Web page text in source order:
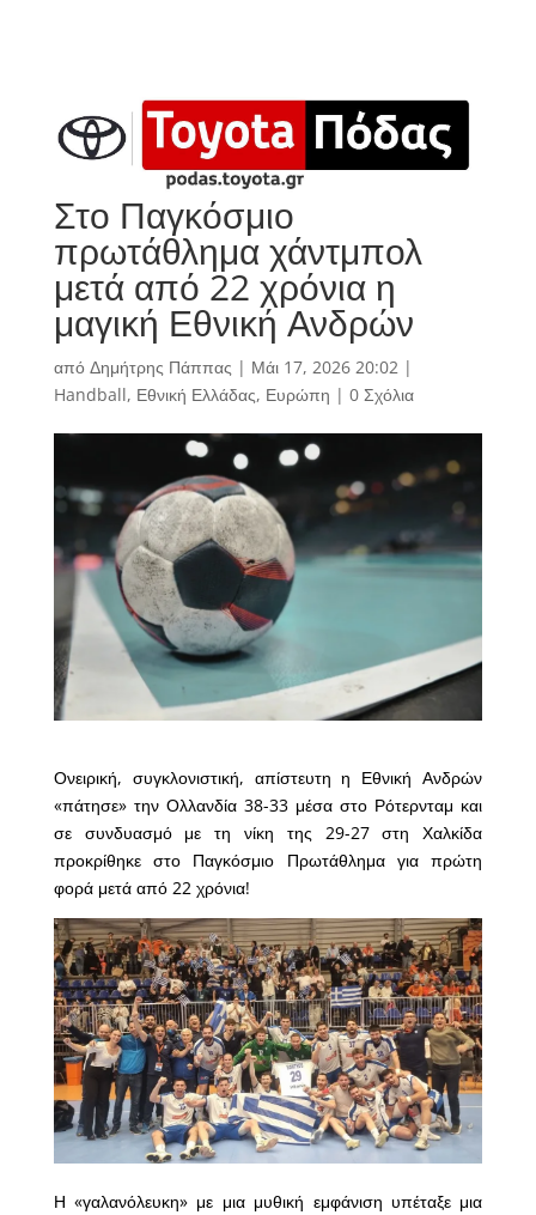
Στο Παγκόσμιο
πρωτάθλημα χάντμπολ
μετά από 22 χρόνια η
μαγική Εθνική Ανδρών
από Δημήτρης Πάππας | Μάι 17, 2026 20:02|
Handball, Εθνική Ελλάδας, Ευρώπη | 0 Σχόλια
Ονειρική, συγκλονιστική, απίστευτη η Εθνική Ανδρών
«πάτησε» την Ολλανδία 38-33 μέσα στο Ρότερνταμ και
σε συνδυασμό με τη νίκη της 29-27 στη Χαλκίδα
προκρίθηκε στο Παγκόσμιο Πρωτάθλημα για πρώτη
φορά μετά από 22 χρόνια!
Η «γαλανόλευκη» με μια μυθική εμφάνιση υπέταξε μια